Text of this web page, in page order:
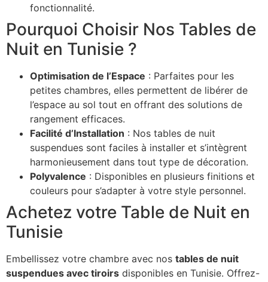
fonctionnalité.
Pourquoi Choisir Nos Tables de
Nuit en Tunisie ?
Optimisation de l’Espace : Parfaites pour les
petites chambres, elles permettent de libérer de
l’espace au sol tout en offrant des solutions de
rangement efficaces.
Facilité d’Installation : Nos tables de nuit
suspendues sont faciles à installer et s’intègrent
harmonieusement dans tout type de décoration.
Polyvalence : Disponibles en plusieurs finitions et
couleurs pour s’adapter à votre style personnel.
Achetez votre Table de Nuit en
Tunisie
Embellissez votre chambre avec nos tables de nuit
suspendues avec tiroirs disponibles en Tunisie. Offrez-